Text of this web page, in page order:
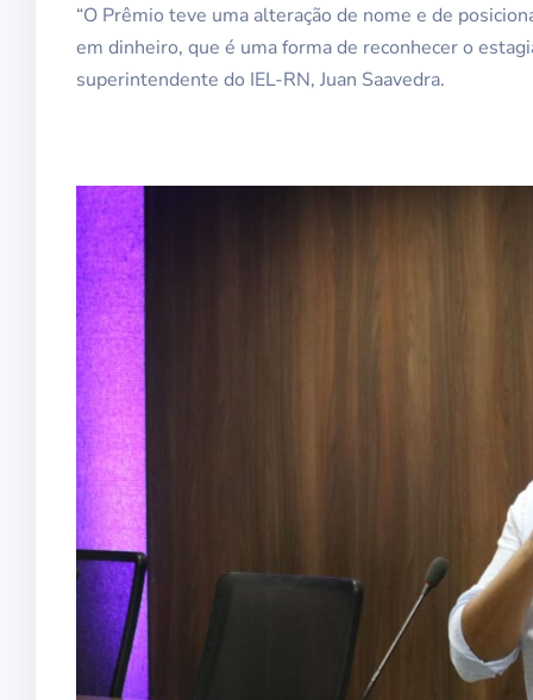
“O Prêmio teve uma alteração de nome e de
em dinheiro, que é uma forma de reconhecer o
superintendente do IEL-RN, Juan Saavedra.